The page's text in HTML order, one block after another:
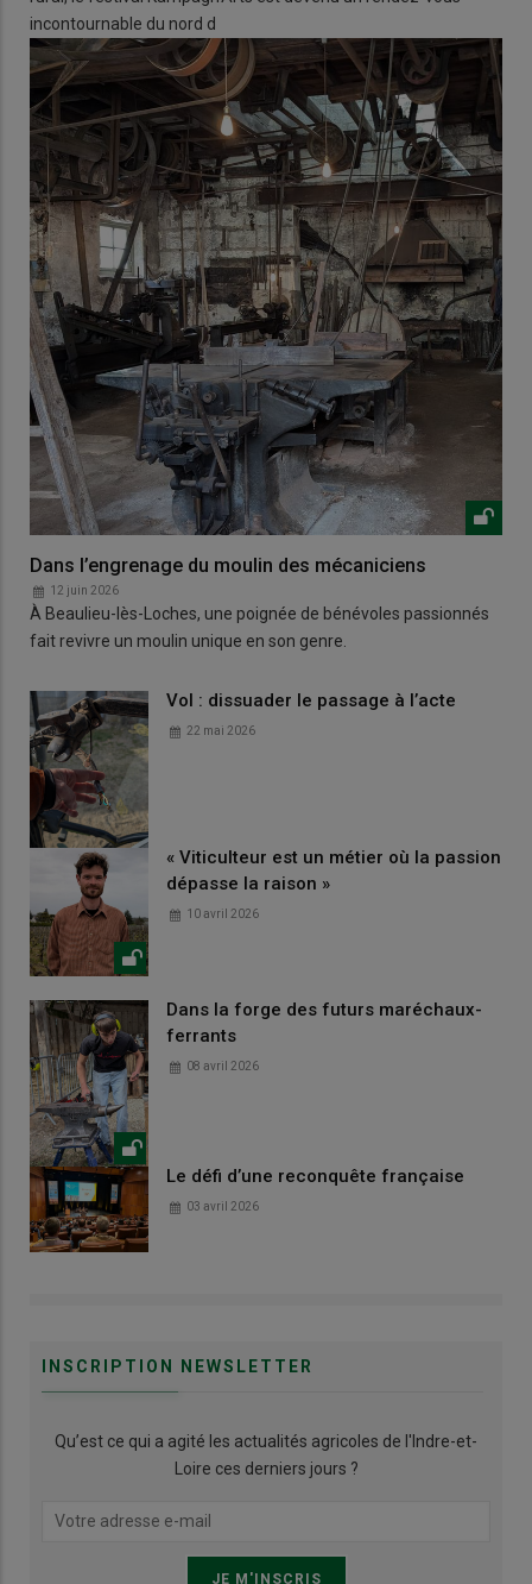
incontournable du nord d
Dans l’engrenage du moulin des mécaniciens
12 juin 2026
À Beaulieu-lès-Loches, une poignée de bénévoles passionnés
fait revivre un moulin unique en son genre.
Vol : dissuader le passage à l’acte
22 mai 2026
« Viticulteur est un métier où la passion
dépasse la raison »
10 avril 2026
Dans la forge des futurs maréchaux-
ferrants
08 avril 2026
Le défi d’une reconquête française
03 avril 2026
INSCRIPTION NEWSLETTER
Qu’est ce qui a agité les actualités agricoles de l'Indre-et-
Loire ces derniers jours ?